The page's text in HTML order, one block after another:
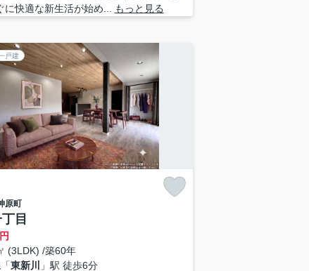
に快適な新生活が始め...
もっと見る
戸建
原町
目
(3LDK) /築60年
「東新川
」駅 徒歩6分